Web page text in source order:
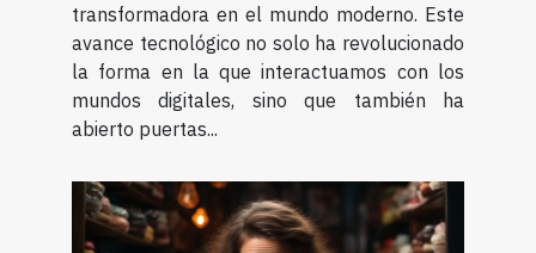
transformadora en el mundo moderno. Este
avance tecnológico no solo ha revolucionado
la forma en la que interactuamos con los
mundos digitales, sino que también ha
abierto puertas...